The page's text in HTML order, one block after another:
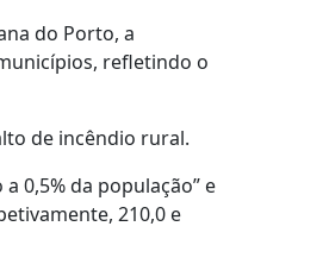
do Porto, a
refletindo o
de incêndio rural.
0,5% da população” e
210,0 e